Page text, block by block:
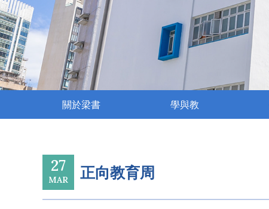
關於梁書 學與教
27
MAR 正向教育周